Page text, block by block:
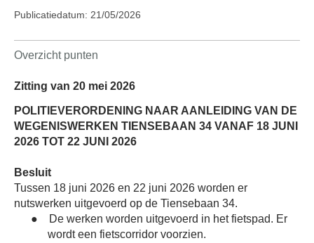
Publicatiedatum: 21/05/2026
Overzicht punten
Zitting van 20 mei 2026
POLITIEVERORDENING NAAR AANLEIDING VAN DE
WEGENISWERKEN TIENSEBAAN 34 VANAF 18 JUNI
2026 TOT 22 JUNI 2026
Besluit
Tussen 18 juni 2026 en 22 juni 2026 worden er
nutswerken uitgevoerd op de Tiensebaan 34.
●
De werken worden uitgevoerd in het fietspad. Er
wordt een fietscorridor voorzien.